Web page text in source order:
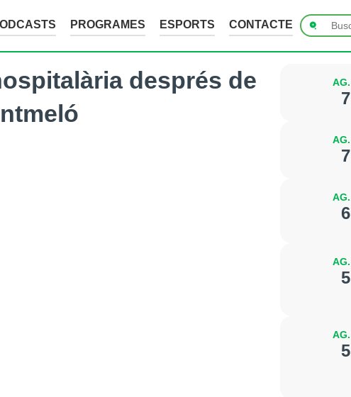
PROGRAMES ESPORTS CONTACTE
després de
AG.
7
AG.
7
AG.
6
AG.
5
AG.
5